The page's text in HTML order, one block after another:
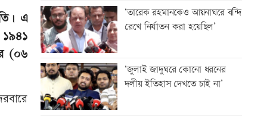
এ
১৯৪১
(০৬
‘তারেক রহমানকেও আয়নাঘরে বন্দি
রেখে নির্যাতন করা হয়েছিল’
‘জুলাই জাদুঘরে কোনো ধরনের
দলীয় ইতিহাস দেখতে চাই না’